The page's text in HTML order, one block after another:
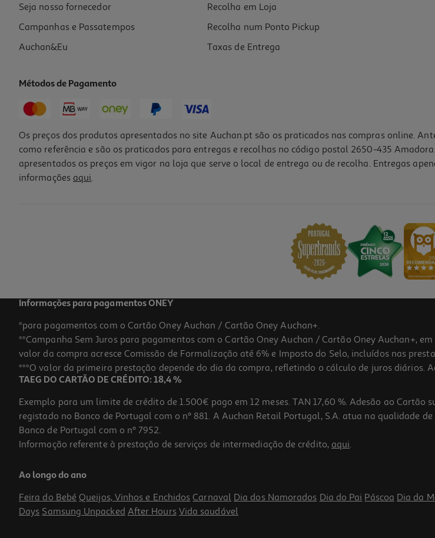
14.99 €/un
14,99 €
Seja nosso fornecedor
Campanhas e Passatempos
Auchan&Eu
Recolha em Loja
Recolha num Ponto Pickup
Taxas de Entrega
Métodos de Pagamento
Os preços dos produtos apresentados no site Auchan.pt são os praticados nas compras online.
como referência e são os praticados para entregas e recolhas no código postal 2650-435
apresentados os preços em vigor na loja que serve o local de entrega ou de recolha. Entregas
informações aqui.
Informações para pagamentos ONEY
*para pagamentos com o Cartão Oney Auchan / Cartão Oney Auchan+.
**Campanha Sem Juros para pagamentos com o Cartão Oney Auchan / Cartão Oney Auchan+,
valor da compra acresce Comissão de Formalização até 6% e Imposto do Selo, incluídos nas
***O valor da primeira prestação depende do dia da compra, refletindo o cálculo de juros diários.
TAEG DO CARTÃO DE CRÉDITO: 18,4 %
Exemplo para um limite de crédito de 1.500€ pago em 12 meses. TAN 17,60 %. Adesão ao
registado no Banco de Portugal com o nº 881. A Auchan Retail Portugal, S.A. atua na qualidade
Banco de Portugal com o nº 7952.
Informação referente à prestação de serviços de intermediação de crédito, aqui.
Ao longo do ano
Feira do Bebé Queijos, Vinhos e Enchidos Carnaval Dia dos Namorados Dia do Pai Páscoa Dia da
Days Samsung Unpacked After Hours Vida saudável